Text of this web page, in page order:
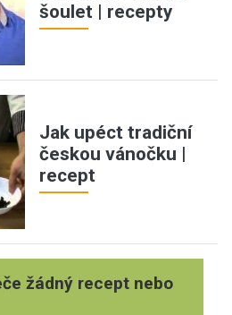
šoulet | recepty
Jak upéct tradiční
českou vánočku |
recept
žádný recept nebo